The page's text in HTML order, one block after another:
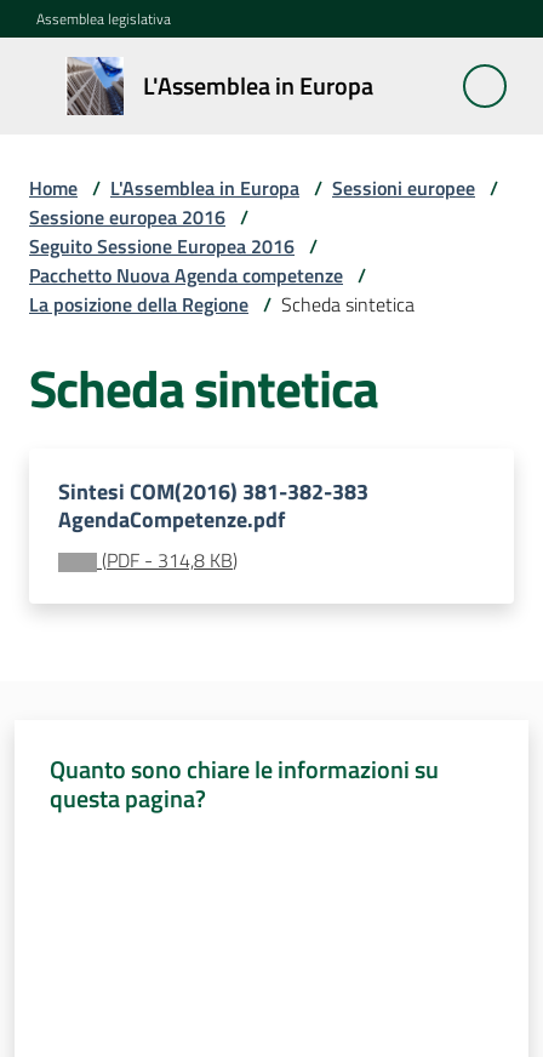
Vai al contenuto
Vai alla navigazione
Vai al footer
Assemblea legislativa
L'Assemblea in Europa
L'Assemblea
in Europa
Cos'è
la
Sessione
europea
La
Rete
Sessioni
europee
Menu selezionato
Assemblea
Home / L'Assemblea in Europa / Sessioni europee /
Sessione europea 2016 /
Seguito Sessione Europea 2016 /
Pacchetto Nuova Agenda competenze /
La posizione della Regione / Scheda sintetica
Scheda sintetica
Sintesi COM(2016) 381-382-383
AgendaCompetenze.pdf
(PDF - 314,8 KB)
Quanto sono chiare le informazioni su
questa pagina?